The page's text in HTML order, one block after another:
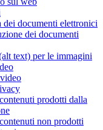
documenti elettronici
dei documenti
text) per le immagini
prodotti dalla
non prodotti